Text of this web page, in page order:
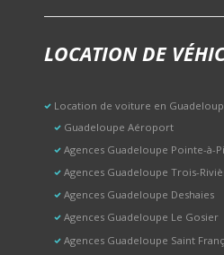
LOCATION DE
Location de voiture en
Guadeloupe Aéroport
Agences Guadeloupe Pointe-à-
Agences Guadeloupe Trois-
Agences Guadeloupe Deshaies
Agences Guadeloupe Le Gosier
Agences Guadeloupe Saint